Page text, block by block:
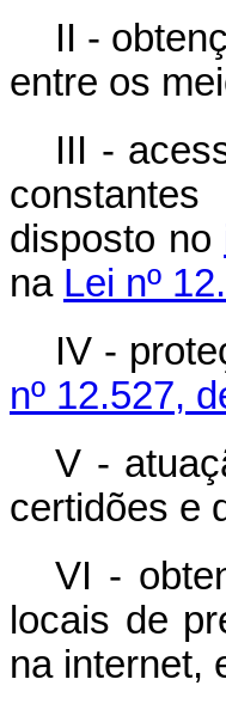
II -
entre os
III -
disposto no
na Lei nº
IV -
nº 12.527,
V -
certidões e
VI -
locais de
na internet,